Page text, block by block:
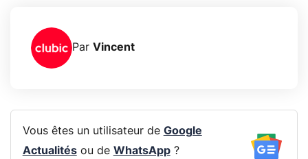
Par Vincent
Vous êtes un utilisateur de Google
Actualitésou de WhatsApp?